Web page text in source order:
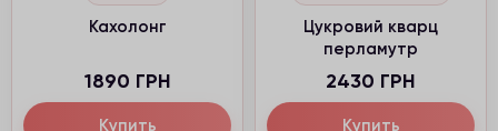
Кахолонг
1890 ГРН
Купить
Цукровий кварц
перламутр
2430 ГРН
Купить